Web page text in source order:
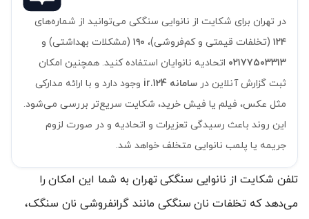
در تهران برای شکایت از نانوایی سنگکی می‌توانید از شماره‌های
۱۲۴ (تخلفات قیمتی و کم‌فروشی)، ۱۹۰ (مشکلات بهداشتی) و
۰۲۱۷۷۵۰۳۳۱۳ اتحادیه نانوایان استفاده کنید. همچنین امکان
ثبت گزارش آنلاین در سامانه 124.ir
وجود دارد و با ارائه مدارکی
مثل عکس، فیلم یا فیش خرید، شکایت سریع‌تر بررسی می‌شود.
این روند باعث رسیدگی تعزیرات و اتحادیه و در صورت لزوم
جریمه یا پلمب نانوایی متخلف خواهد شد.
تلفن شکایت از نانوایی سنگکی تهران به شما این امکان را
می‌دهد که تخلفات نان سنگکی مانند گرانفروشی نان سنگک،